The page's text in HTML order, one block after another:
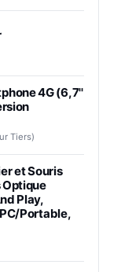
4G (6,7''
Tiers)
et Souris
Optique
Play,
Portable,